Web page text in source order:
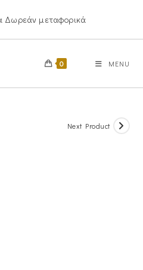
Δωρεάν μεταφορικά
0 MENU
Next Product